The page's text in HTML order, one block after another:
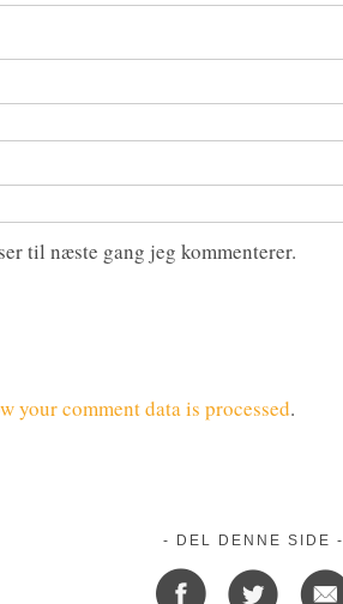
til næste gang jeg kommenterer.
your comment data is processed.
- DEL DENNE SIDE -